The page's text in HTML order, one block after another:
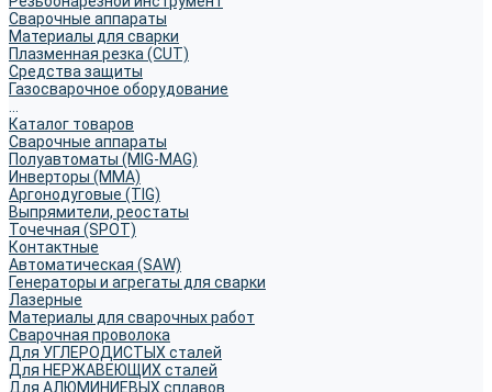
Сварочные аппараты
Материалы для сварки
Плазменная резка (CUT)
Средства защиты
Газосварочное оборудование
Каталог товаров
Сварочные аппараты
Полуавтоматы (MIG-MAG)
Инверторы (MMA)
Аргонодуговые (TIG)
Выпрямители, реостаты
Точечная (SPOT)
Контактные
Автоматическая (SAW)
Генераторы и агрегаты для сварки
Лазерные
Материалы для сварочных работ
Сварочная проволока
Для УГЛЕРОДИСТЫХ сталей
Для НЕРЖАВЕЮЩИХ сталей
Для АЛЮМИНИЕВЫХ сплавов